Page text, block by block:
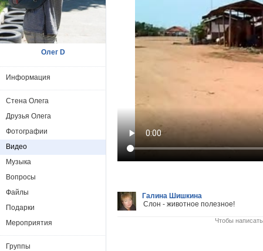
Галина Шишкина
Слон - животное полезное!
Чтобы
Олег D
Информация
Стена Олега
Друзья Олега
Фотографии
Видео
Музыка
Вопросы
Файлы
Подарки
Мероприятия
Группы